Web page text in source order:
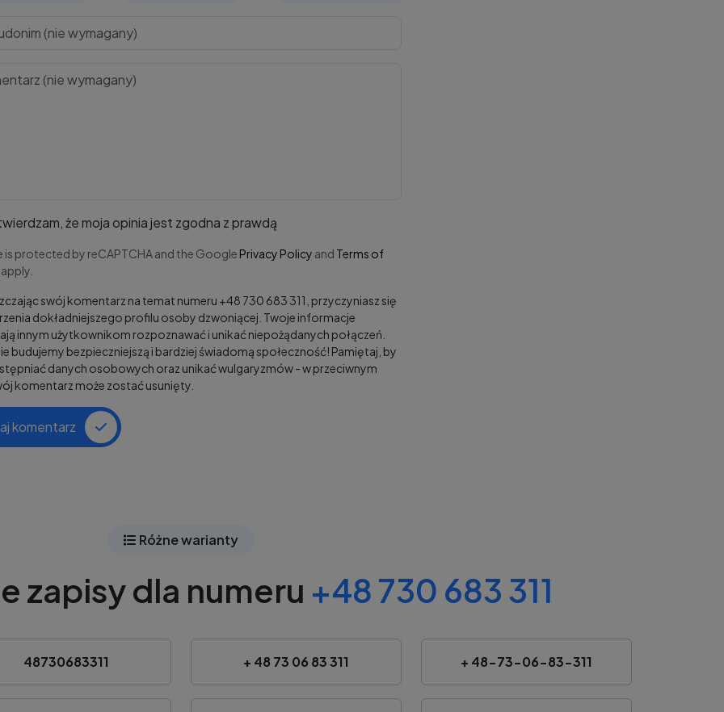
że moja opinia jest zgodna z prawdą
is protected by reCAPTCHA and the Google Privacy Policy and Terms of
apply.
swój komentarz na temat numeru +48 730 683 311, przyczyniasz się
dokładniejszego profilu osoby dzwoniącej. Twoje informacje
innym użytkownikom rozpoznawać i unikać niepożądanych połączeń.
budujemy bezpieczniejszą i bardziej świadomą społeczność! Pamiętaj, by
danych osobowych oraz unikać wulgaryzmów - w przeciwnym
komentarz może zostać usunięty.
komentarz
Różne warianty
zapisy dla numeru +48 730 683 311
48730683311 + 48 73 06 83 311 + 48-73-06-83-311